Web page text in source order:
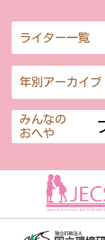
ライター一覧
年別アーカイブ
みんなの
おへや